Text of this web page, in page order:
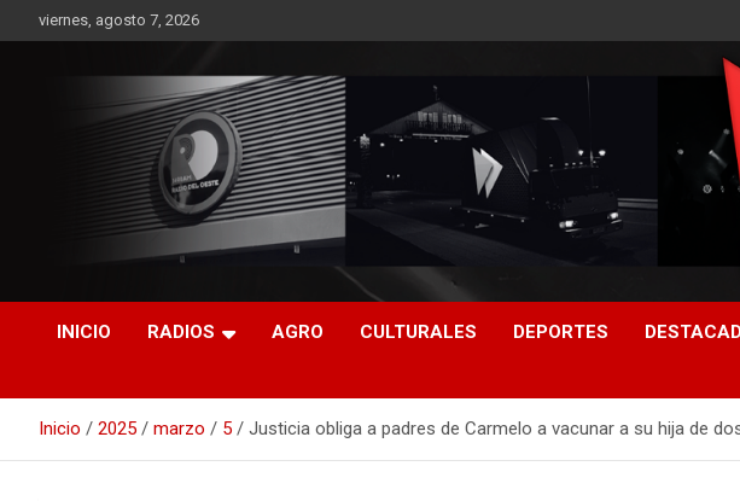
al
viernes, agosto 7, 2026
RO CONTENIDOS
INICIO RADIOS AGRO CULTURALES DEPORTES
Inicio 2025 marzo 5 Justicia obliga a padres de Carmelo a vacunar a su hija de